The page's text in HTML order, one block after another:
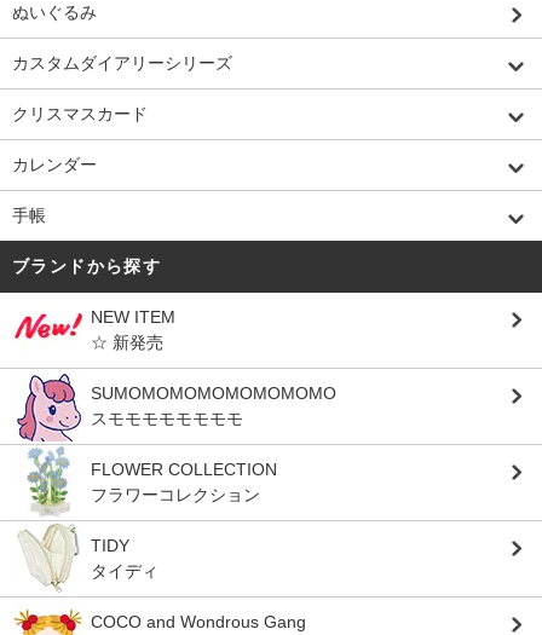
ぬいぐるみ
カスタムダイアリーシリーズ
クリスマスカード
カレンダー
手帳
ブランドから探す
NEW ITEM
☆ 新発売
SUMOMOMOMOMOMOMOMO
スモモモモモモモモ
FLOWER COLLECTION
フラワーコレクション
TIDY
タイディ
COCO and Wondrous Gang